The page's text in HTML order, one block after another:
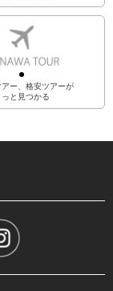
アー、格安ツアーが
っと見つかる